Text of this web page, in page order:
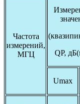
Частота
измерений,
МГЦ
QP,
Umax